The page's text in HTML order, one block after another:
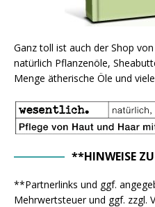
Ganz toll ist auch der Shop
natürlich Pflanzenöle,
Menge ätherische Öle und
**HINWEISE
**Partnerlinks und ggf.
Mehrwertsteuer und ggf. zzgl.